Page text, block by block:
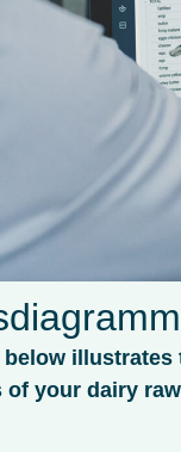
below
your dairy